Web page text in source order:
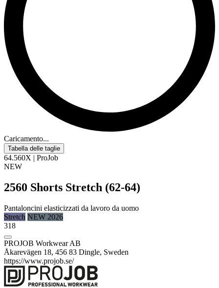
Caricamento...
Tabella delle taglie
64.560X | ProJob
NEW
2560 Shorts Stretch (62-64)
Pantaloncini elasticizzati da lavoro da uomo
Stretch NEW 2026
318
PROJOB Workwear AB
Åkarevägen 18, 456 83 Dingle, Sweden
https://www.projob.se/